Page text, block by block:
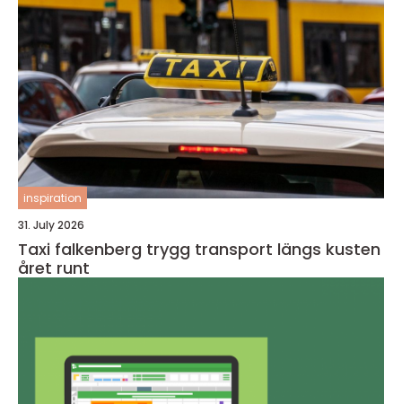
inspiration
31. July 2026
Taxi falkenberg trygg transport längs kusten
året runt